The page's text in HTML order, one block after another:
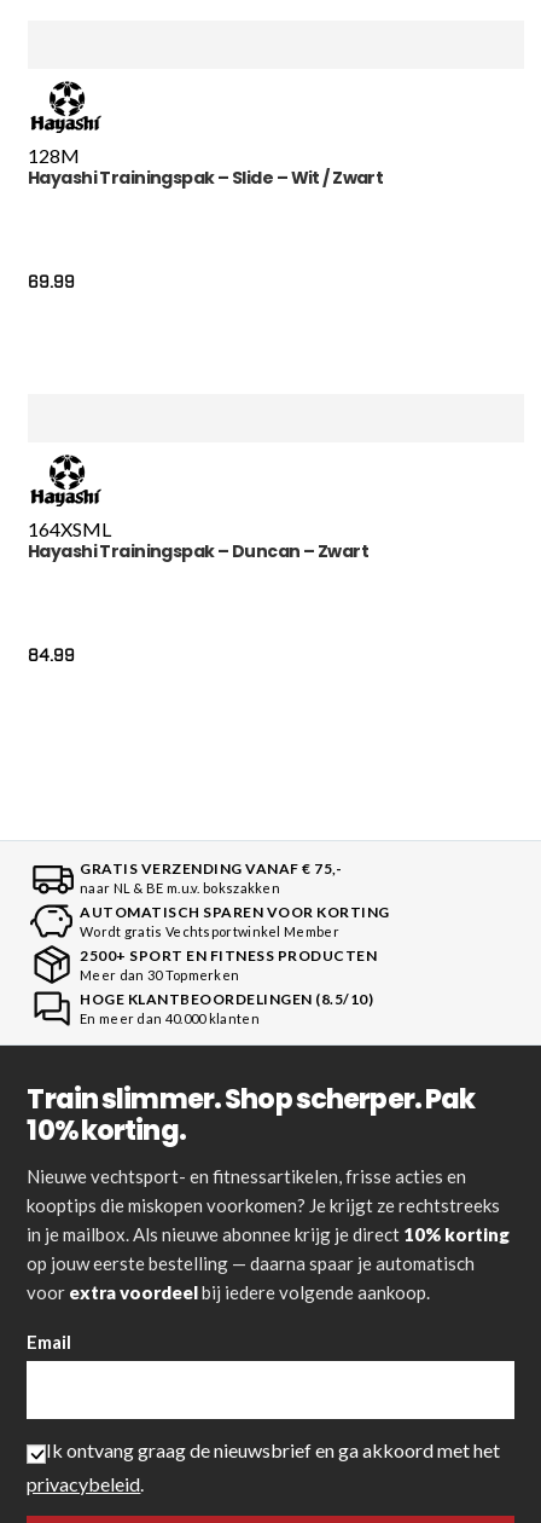
128M
Hayashi Trainingspak – Slide – Wit / Zwart
69.99
164XSML
Hayashi Trainingspak – Duncan – Zwart
84.99
GRATIS VERZENDING VANAF € 75,-
naar NL & BE m.u.v. bokszakken
AUTOMATISCH SPAREN VOOR KORTING
Wordt gratis Vechtsportwinkel Member
2500+ SPORT EN FITNESS PRODUCTEN
Meer dan 30 Topmerken
HOGE KLANTBEOORDELINGEN (8.5/10)
En meer dan 40.000 klanten
Train slimmer. Shop scherper. Pak
10% korting.
Nieuwe vechtsport- en fitnessartikelen, frisse acties en
kooptips die miskopen voorkomen? Je krijgt ze rechtstreeks
in je mailbox. Als nieuwe abonnee krijg je direct 10% korting
op jouw eerste bestelling — daarna spaar je automatisch
voor extra voordeelbij iedere volgende aankoop.
Email
Ik ontvang graag de nieuwsbrief en ga akkoord met het
privacybeleid